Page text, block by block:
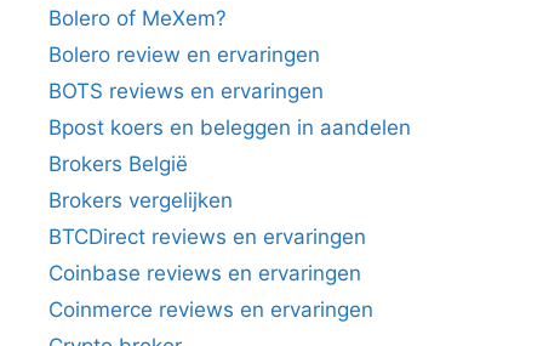
Bolero of MeXem?
Bolero review en ervaringen
BOTS reviews en ervaringen
Bpost koers en beleggen in aandelen
Brokers België
Brokers vergelijken
BTCDirect reviews en ervaringen
Coinbase reviews en ervaringen
Coinmerce reviews en ervaringen